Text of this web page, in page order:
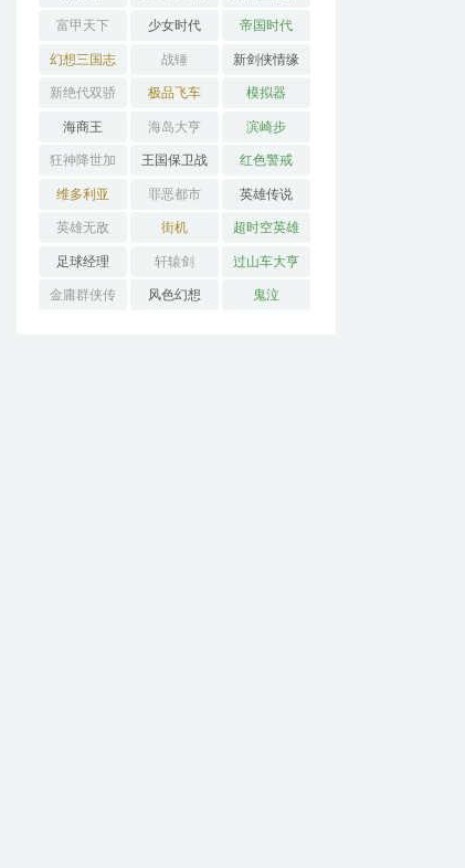
富甲天下 少女时代 帝国时代
幻想三国志 战锤 新剑侠情缘
新绝代双骄 极品飞车 模拟器
海商王 海岛大亨 滨崎步
狂神降世加
强版
王国保卫战 红色警戒
维多利亚 罪恶都市 英雄传说
英雄无敌 街机 超时空英雄
传说3
足球经理 轩辕剑 过山车大亨
金庸群侠传 风色幻想 鬼泣